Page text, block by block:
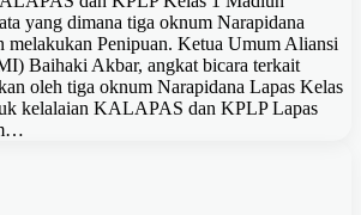
yang dimana tiga oknum Narapidana
melakukan Penipuan. Ketua Umum Aliansi
Baihaki Akbar, angkat bicara terkait
oleh tiga oknum Narapidana Lapas Kelas
kelalaian KALAPAS dan KPLP Lapas